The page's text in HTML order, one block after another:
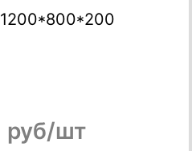
1200*800*200
руб/шт